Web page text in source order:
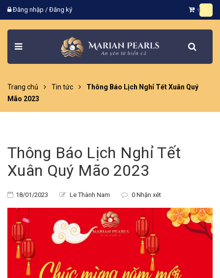
Đăng nhập / Đăng ký
Trang chủ Tin tức
Thông Báo Lịch Nghỉ Tết Xuân Quý
Mão 2023
Thông Báo Lịch Nghỉ Tết
Xuân Quý Mão 2023
18/01/2023 Le Thành Nam 0 Nhận xét